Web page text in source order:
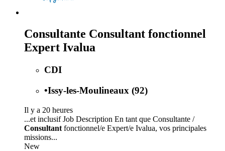
Consultante Consultant fonctionnel
Expert Ivalua
CDI
•Issy-les-Moulineaux (92)
Il y a 20 heures
...et inclusif Job Description En tant que Consultante /
Consultant fonctionnel/e Expert/e Ivalua, vos principales
missions...
New